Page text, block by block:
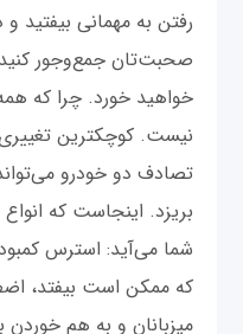
رفتن به مهمانی بیفتید
صحبت‌تان جمع‌وجور
خواهید خورد. چرا که
نیست. کوچکترین تغییری
تصادف دو خودرو
بریزد. اینجاست که
شما می‌آید: استرس
که ممکن است بیفتد،
میزبانان و به هم خوردن